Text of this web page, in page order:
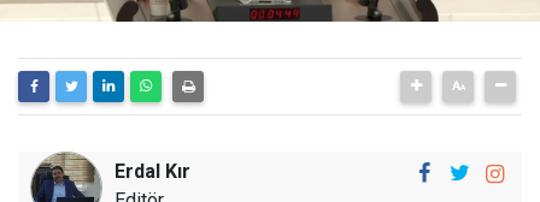
Erdal Kır